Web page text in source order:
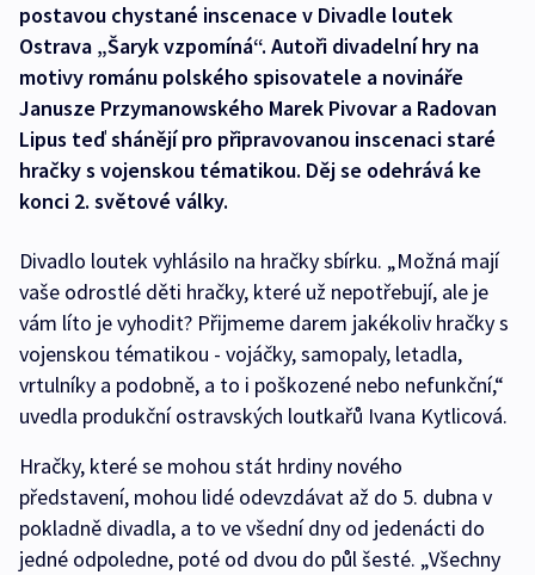
postavou chystané inscenace v Divadle loutek
Ostrava „Šaryk vzpomíná“. Autoři divadelní hry na
motivy románu polského spisovatele a novináře
Janusze Przymanowského Marek Pivovar a Radovan
Lipus teď shánějí pro připravovanou inscenaci staré
hračky s vojenskou tématikou. Děj se odehrává ke
konci 2. světové války.
Divadlo loutek vyhlásilo na hračky sbírku. „Možná mají
vaše odrostlé děti hračky, které už nepotřebují, ale je
vám líto je vyhodit? Přijmeme darem jakékoliv hračky s
vojenskou tématikou - vojáčky, samopaly, letadla,
vrtulníky a podobně, a to i poškozené nebo nefunkční,“
uvedla produkční ostravských loutkařů Ivana Kytlicová.
Hračky, které se mohou stát hrdiny nového
představení, mohou lidé odevzdávat až do 5. dubna v
pokladně divadla, a to ve všední dny od jedenácti do
jedné odpoledne, poté od dvou do půl šesté. „Všechny